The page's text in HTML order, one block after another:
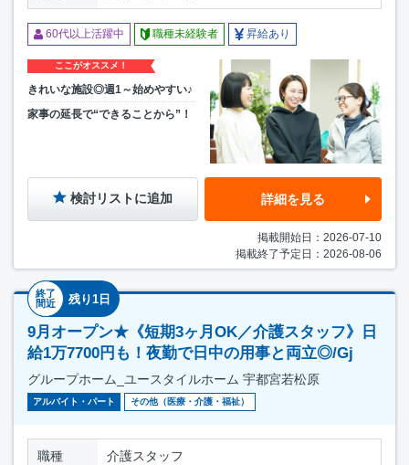
60代以上活躍中 職種未経験者 昇給あり
ここがオススメ！
きれいな施設◎週1～始めやすい♪
家事の延長で“できることから”！
検討リストに追加 詳細を見る
掲載開始日：2026-07-10
掲載終了予定日：2026-08-06
終了
間近
残り1日
9月オープン★《短期3ヶ月OK／介護スタッフ》日
給1万7700円も！夜勤で日中の用事と両立◎/Gj
グループホーム_ユースタイルホーム 宇都宮若松原
アルバイト・パート その他（医療・介護・福祉）
職種 介護スタッフ